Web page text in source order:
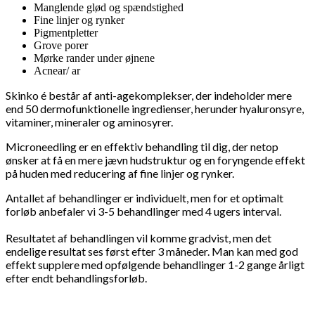
Manglende glød og spændstighed
Fine linjer og rynker
Pigmentpletter
Grove porer
Mørke rander under øjnene
Acnear/ ar
Skinko é består af anti-agekomplekser, der indeholder mere
end 50 dermofunktionelle ingredienser, herunder hyaluronsyre,
vitaminer, mineraler og aminosyrer.
Microneedling er en effektiv behandling til dig, der netop
ønsker at få en mere jævn hudstruktur og en foryngende effekt
på huden med reducering af fine linjer og rynker.
Antallet af behandlinger er individuelt, men for et optimalt
forløb anbefaler vi 3-5 behandlinger med 4 ugers interval.
Resultatet af behandlingen vil komme gradvist, men det
endelige resultat ses først efter 3 måneder. Man kan med god
effekt supplere med opfølgende behandlinger 1-2 gange årligt
efter endt behandlingsforløb.